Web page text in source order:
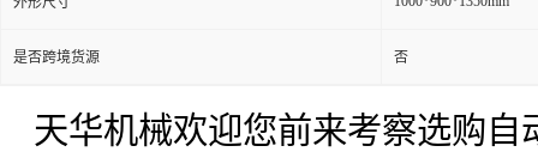
是否跨境货源 否
天华机械欢迎您前来考察选购自